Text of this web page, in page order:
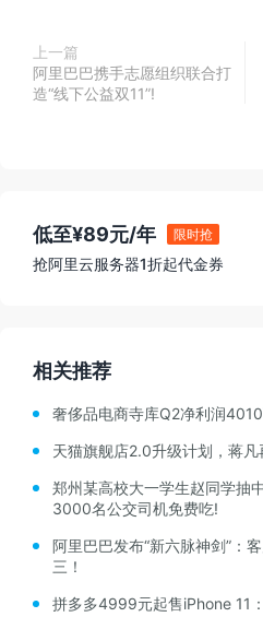
上一篇
阿里巴巴携手志愿组织联合打
造“线下公益双11”!
低至¥89元/年 限时抢
抢阿里云服务器1折起代金券
相关推荐
奢侈品电商寺库Q2净利润
天猫旗舰店2.0升级计划，蒋凡
郑州某高校大一学生赵同学抽
3000名公交司机免费吃!
阿里巴巴发布“新六脉神剑”：
三！
拼多多4999元起售iPhone 11